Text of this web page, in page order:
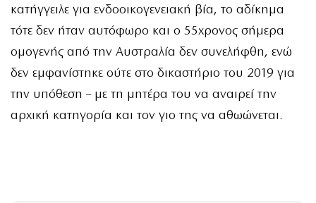
κατήγγειλε για ενδοοικογενειακή βία, το αδίκημα
τότε δεν ήταν αυτόφωρο και ο 55χρονος σήμερα
ομογενής από την Αυστραλία δεν συνελήφθη, ενώ
δεν εμφανίστηκε ούτε στο δικαστήριο του 2019 για
την υπόθεση – με τη μητέρα του να αναιρεί την
αρχική κατηγορία και τον γιο της να αθωώνεται.